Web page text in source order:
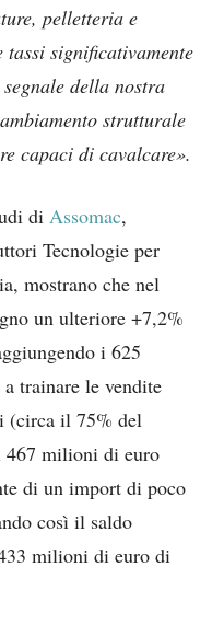
pelletteria e
significativamente
della nostra
strutturale
capaci di cavalcare».
di Assomac,
Tecnologie per
mostrano che nel
un ulteriore +7,2%
i 625
trainare le vendite
(circa il 75% del
467 milioni di euro
di un import di poco
così il saldo
milioni di euro di